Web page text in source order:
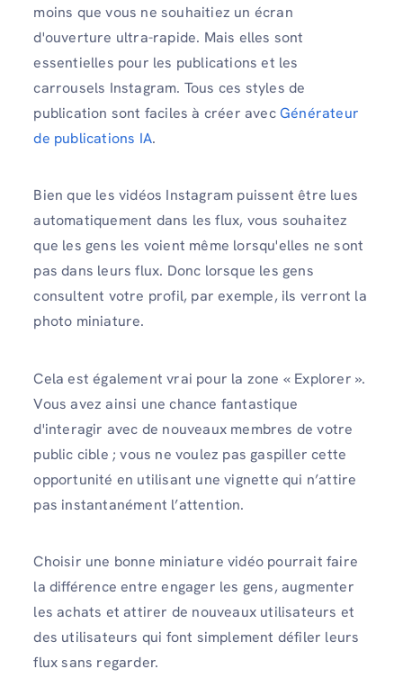
moins que vous ne souhaitiez un écran
d'ouverture ultra-rapide. Mais elles sont
essentielles pour les publications et les
carrousels Instagram. Tous ces styles de
publication sont faciles à créer avecGénérateur
de publications IA.
Bien que les vidéos Instagram puissent être lues
automatiquement dans les flux, vous souhaitez
que les gens les voient même lorsqu'elles ne sont
pas dans leurs flux. Donc lorsque les gens
consultent votre profil, par exemple, ils verront la
photo miniature.
Cela est également vrai pour la zone « Explorer ».
Vous avez ainsi une chance fantastique
d'interagir avec de nouveaux membres de votre
public cible ; vous ne voulez pas gaspiller cette
opportunité en utilisant une vignette qui n’attire
pas instantanément l’attention.
Choisir une bonne miniature vidéo pourrait faire
la différence entre engager les gens, augmenter
les achats et attirer de nouveaux utilisateurs et
des utilisateurs qui font simplement défiler leurs
flux sans regarder.